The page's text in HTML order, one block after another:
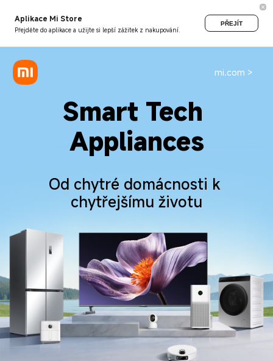
Aplikace Mi Store
Přejděte do aplikace a užijte si lepší zážitek z nakupování.
PŘEJÍT
mi.com >
Smart Tech
Appliances
Od chytré domácnosti k
chytřejšímu životu